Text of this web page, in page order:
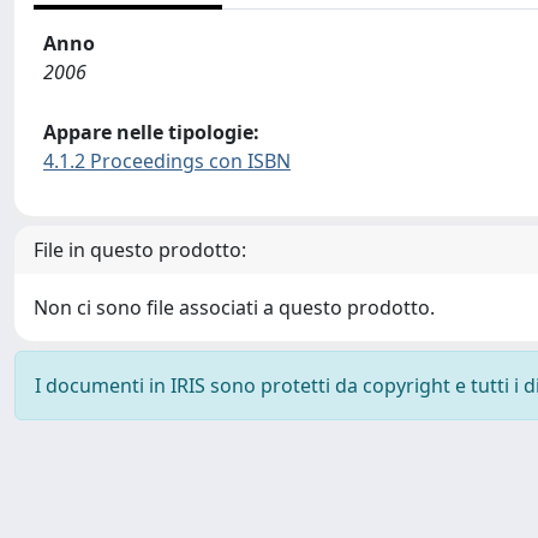
Anno
2006
Appare nelle tipologie:
4.1.2 Proceedings con ISBN
File in questo prodotto:
Non ci sono file associati a questo prodotto.
I documenti in IRIS sono protetti da copyright e tutti i